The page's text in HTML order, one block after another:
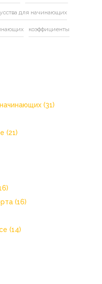
для начинающих
коэффициенты
(31)
(21)
(16)
(14)